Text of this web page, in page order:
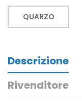
QUARZO
Descrizione
Rivenditore